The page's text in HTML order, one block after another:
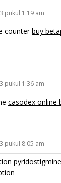
pukul 1:19 am
counterbuy
pukul 1:36 am
casodex online
pukul 8:05 am